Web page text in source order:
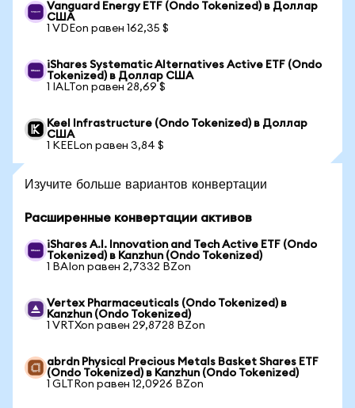
Vanguard Energy ETF (Ondo Tokenized) в Доллар
США
1 VDEon равен 162,35 $
iShares Systematic Alternatives Active ETF (Ondo
Tokenized) в Доллар США
1 IALTon равен 28,69 $
Keel Infrastructure (Ondo Tokenized) в Доллар
США
1 KEELon равен 3,84 $
Изучите больше вариантов конвертации
Расширенные конвертации активов
iShares A.I. Innovation and Tech Active ETF (Ondo
Tokenized) в Kanzhun (Ondo Tokenized)
1 BAIon равен 2,7332 BZon
Vertex Pharmaceuticals (Ondo Tokenized) в
Kanzhun (Ondo Tokenized)
1 VRTXon равен 29,8728 BZon
abrdn Physical Precious Metals Basket Shares ETF
(Ondo Tokenized) в Kanzhun (Ondo Tokenized)
1 GLTRon равен 12,0926 BZon